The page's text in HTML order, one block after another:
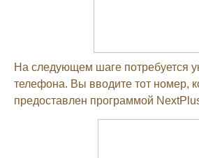
На следующем шаге потребуется
телефона. Вы вводите тот номер,
предоставлен программой